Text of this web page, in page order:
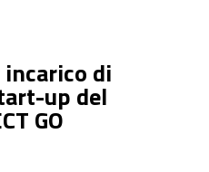
di
up del
GO